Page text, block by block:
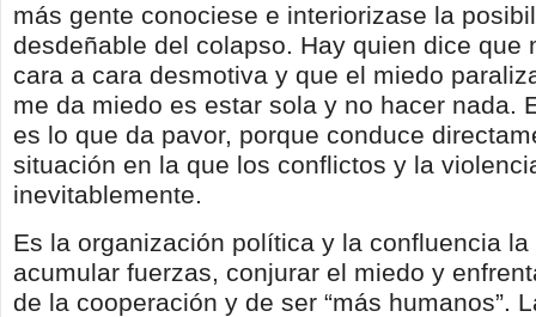
más gente conociese e interiorizase la
desdeñable del colapso. Hay quien dice que
cara a cara desmotiva y que el miedo
me da miedo es estar sola y no hacer nada.
es lo que da pavor, porque conduce
situación en la que los conflictos y la
inevitablemente.
Es la organización política y la confluencia la
acumular fuerzas, conjurar el miedo y
de la cooperación y de ser “más humanos”.